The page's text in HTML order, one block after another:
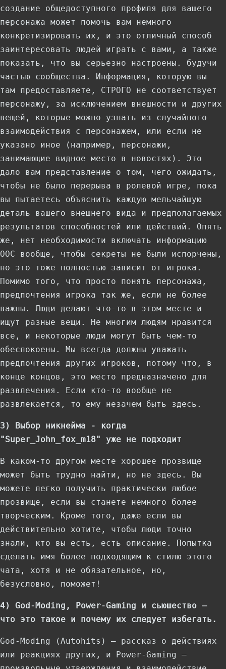
создание общедоступного профиля для вашего
персонажа может помочь вам немного
конкретизировать их, и это отличный способ
заинтересовать людей играть с вами, а также
показать, что вы серьезно настроены. будучи
частью сообщества. Информация, которую вы
там предоставляете, СТРОГО не соответствует
персонажу, за исключением внешности и других
вещей, которые можно узнать из случайного
взаимодействия с персонажем, или если не
указано иное (например, персонажи,
занимающие видное место в новостях). Это
дало вам представление о том, чего ожидать,
чтобы не было перерыва в ролевой игре, пока
вы пытаетесь объяснить каждую мельчайшую
деталь вашего внешнего вида и предполагаемых
результатов способностей или действий. Опять
же, нет необходимости включать информацию
OOC вообще, чтобы секреты не были испорчены,
но это тоже полностью зависит от игрока.
Помимо того, что просто понять персонажа,
предпочтения игрока так же, если не более
важны. Люди делают что-то в этом месте и
ищут разные вещи. Не многим людям нравится
все, и некоторые люди могут быть чем-то
обеспокоены. Мы всегда должны уважать
предпочтения других игроков, потому что, в
конце концов, это место предназначено для
развлечения. Если кто-то вообще не
развлекается, то ему незачем быть здесь.
3) Выбор никнейма - когда
"Super_John_fox_m18" уже не подходит
В каком-то другом месте хорошее прозвище
может быть трудно найти, но не здесь. Вы
можете легко получить практически любое
прозвище, если вы станете немного более
творческим. Кроме того, даже если вы
действительно хотите, чтобы люди точно
знали, кто вы есть, есть описание. Попытка
сделать имя более подходящим к стилю этого
чата, хотя и не обязательное, но,
безусловно, поможет!
4) God-Moding, Power-Gaming и сьюшество —
что это такое и почему их следует избегать.
God-Moding (Autohits) — рассказ о действиях
или реакциях других, и Power-Gaming —